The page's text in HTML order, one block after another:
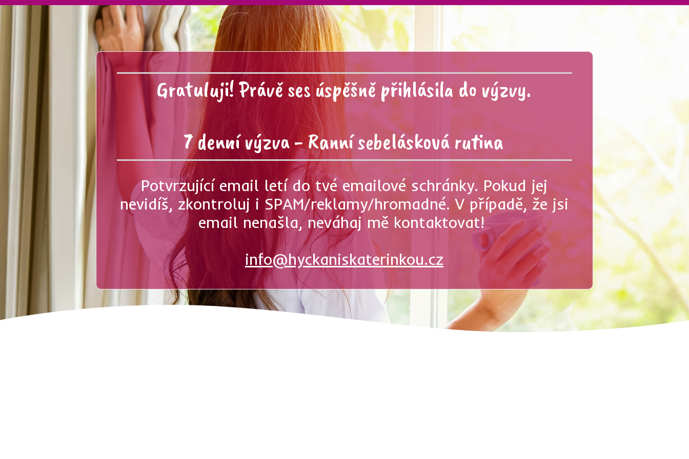
Gratuluji! Právě ses úspěšně přihlásila do výzvy.
7 denní výzva - Ranní sebelásková rutina
Potvrzující email letí do tvé emailové schránky. Pokud jej
nevidíš, zkontroluj i SPAM/reklamy/hromadné. V případě, že jsi
email nenašla, neváhaj mě kontaktovat!
info@hyckaniskaterinkou.cz